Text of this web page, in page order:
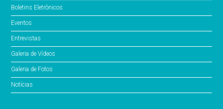
Boletins Eletrônicos
Eventos
Entrevistas
Galeria de Vídeos
Galeria de Fotos
Notícias